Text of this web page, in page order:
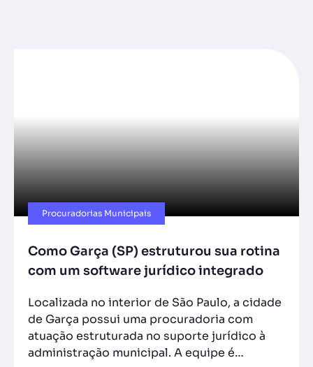
Procuradorias Municipais
Como Garça (SP) estruturou sua rotina
com um software jurídico integrado
Localizada no interior de São Paulo, a cidade
de Garça possui uma procuradoria com
atuação estruturada no suporte jurídico à
administração municipal. A equipe é…